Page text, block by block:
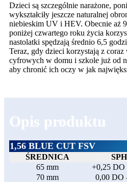
Dzieci są szczególnie narażone,
wykształciły jeszcze naturalnej
niebieskim UV i HEV. Obecnie aż
poniżej czwartego roku życia
nastolatki spędzają średnio 6,5
Teraz, gdy dzieci korzystają z
cyfrowych w domu i szkole już od
aby chronić ich oczy w jak
Opis produktu
1,56 BLUE CUT FSV
ŚREDNICA SPH
65 mm
+0,25 DO
70 mm
0,00 DO